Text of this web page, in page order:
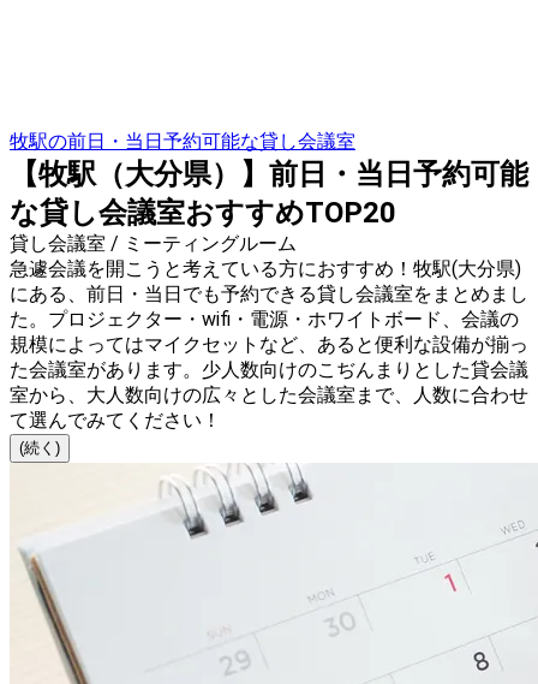
牧駅の前日・当日予約可能な貸し会議室
【牧駅（大分県）】前日・当日予約可能
な貸し会議室おすすめTOP20
貸し会議室 / ミーティングルーム
急遽会議を開こうと考えている方におすすめ！牧駅(大分県)
にある、前日・当日でも予約できる貸し会議室をまとめまし
た。プロジェクター・wifi・電源・ホワイトボード、会議の
規模によってはマイクセットなど、あると便利な設備が揃っ
た会議室があります。少人数向けのこぢんまりとした貸会議
室から、大人数向けの広々とした会議室まで、人数に合わせ
て選んでみてください！
(続く)